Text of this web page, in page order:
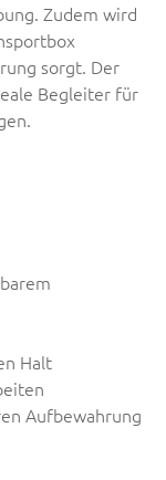
Zudem wird
sorgt. Der
Begleiter für
Halt
Aufbewahrung